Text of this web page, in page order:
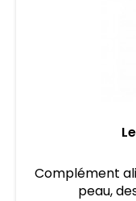
Complément
peau,